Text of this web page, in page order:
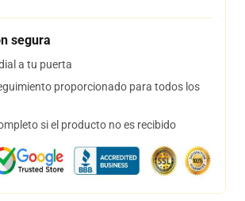
segura
a tu puerta
proporcionado para todos los
si el producto no es recibido